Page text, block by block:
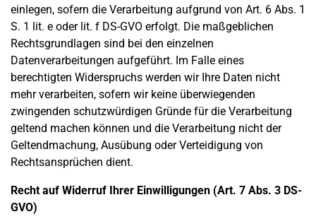
einlegen, sofern die Verarbeitung aufgrund von Art. 6 Abs. 1
S. 1 lit. e oder lit. f DS-GVO erfolgt. Die maßgeblichen
Rechtsgrundlagen sind bei den einzelnen
Datenverarbeitungen aufgeführt. Im Falle eines
berechtigten Widerspruchs werden wir Ihre Daten nicht
mehr verarbeiten, sofern wir keine überwiegenden
zwingenden schutzwürdigen Gründe für die Verarbeitung
geltend machen können und die Verarbeitung nicht der
Geltendmachung, Ausübung oder Verteidigung von
Rechtsansprüchen dient.
Recht auf Widerruf Ihrer Einwilligungen (Art. 7 Abs. 3 DS-
GVO)